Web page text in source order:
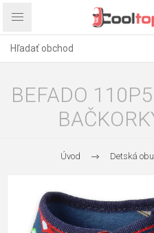
BEFADO
Úvod Detská